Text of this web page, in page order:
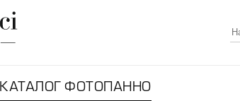
КАТАЛОГ ФОТОПАННО